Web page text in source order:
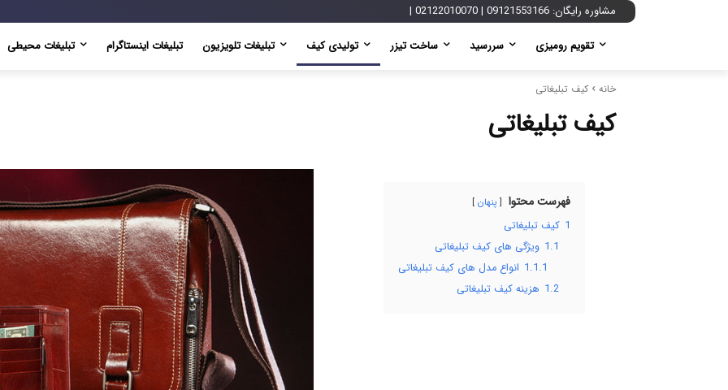
مشاوره رایگان: 09121553166
|
02122010070
|
تقویم رومیزی سررسید ساخت تیزر تولیدی کیف تبلیغات تلویزیون تبلیغات اینستاگرام تبلیغات محیطی
خانه کیف تبلیغاتی
کیف تبلیغاتی
فهرست محتوا پنهان
1 کیف تبلیغاتی
1.1 ویژگی های کیف تبلیغاتی
1.1.1 انواع مدل های کیف تبلیغاتی
1.2 هزینه کیف تبلیغاتی